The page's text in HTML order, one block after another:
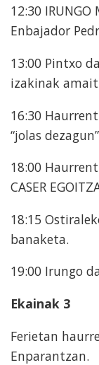
12:30 IRUNGO
Enbajador
13:00 Pintxo
izakinak
16:30
“jolas dezagun”
18:00
CASER
18:15
banaketa.
19:00 Irungo
Ekainak 3
Ferietan
Enparantzan.